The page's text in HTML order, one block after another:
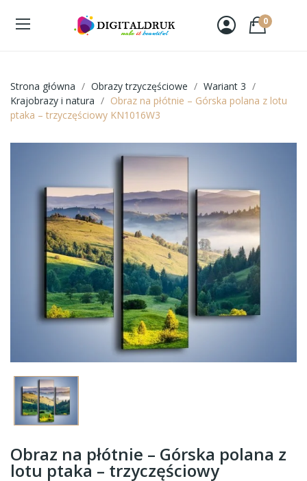
0
Strona główna Obrazy trzyczęściowe
Wariant 3
Krajobrazy i natura
Obraz na płótnie – Górska polana z lotu
ptaka – trzyczęściowy KN1016W3
Obraz na płótnie – Górska polana z
lotu ptaka – trzyczęściowy